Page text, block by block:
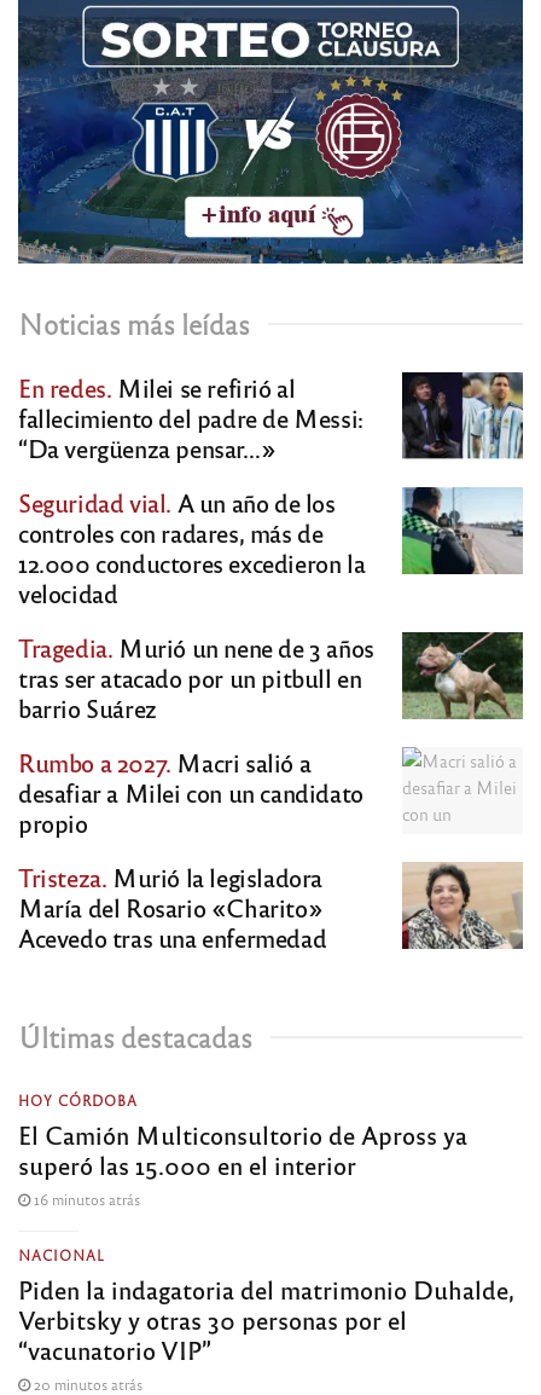
Noticias más leídas
En redes. Milei se refirió al
fallecimiento del padre de Messi:
“Da vergüenza pensar…»
Seguridad vial. A un año de los
controles con radares, más de
12.000 conductores excedieron la
velocidad
Tragedia. Murió un nene de 3 años
tras ser atacado por un pitbull en
barrio Suárez
Rumbo a 2027. Macri salió a
desafiar a Milei con un candidato
propio
Tristeza. Murió la legisladora
María del Rosario «Charito»
Acevedo tras una enfermedad
Últimas destacadas
HOY CÓRDOBA
El Camión Multiconsultorio de Apross ya
superó las 15.000 en el interior
16 minutos atrás
NACIONAL
Piden la indagatoria del matrimonio Duhalde,
Verbitsky y otras 30 personas por el
“vacunatorio VIP”
20 minutos atrás